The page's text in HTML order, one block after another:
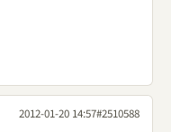
2012-01-20 14:57#2510588